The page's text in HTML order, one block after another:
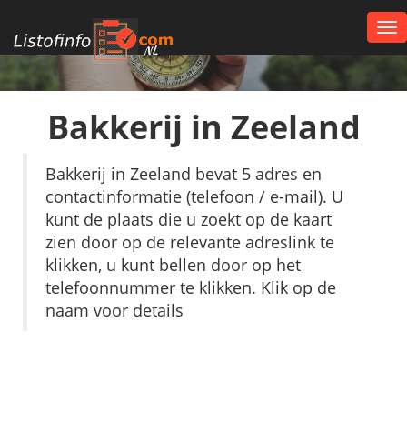
NL
Bakkerij in Zeeland
Bakkerij in Zeeland bevat 5 adres en
contactinformatie (telefoon / e-mail). U
kunt de plaats die u zoekt op de kaart
zien door op de relevante adreslink te
klikken, u kunt bellen door op het
telefoonnummer te klikken. Klik op de
naam voor details